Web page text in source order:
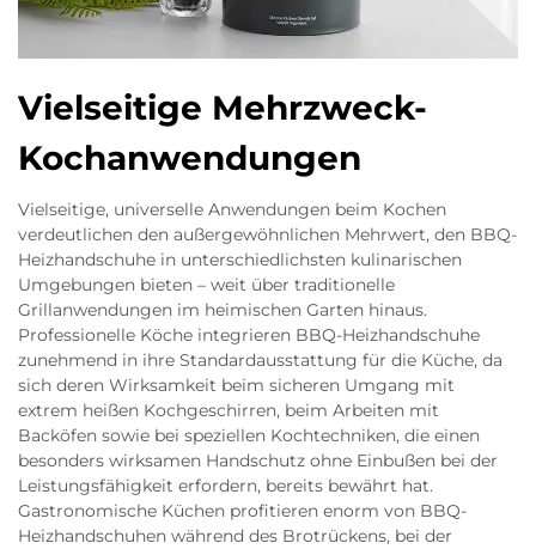
Vielseitige Mehrzweck-
Kochanwendungen
Vielseitige, universelle Anwendungen beim Kochen
verdeutlichen den außergewöhnlichen Mehrwert, den BBQ-
Heizhandschuhe in unterschiedlichsten kulinarischen
Umgebungen bieten – weit über traditionelle
Grillanwendungen im heimischen Garten hinaus.
Professionelle Köche integrieren BBQ-Heizhandschuhe
zunehmend in ihre Standardausstattung für die Küche, da
sich deren Wirksamkeit beim sicheren Umgang mit
extrem heißen Kochgeschirren, beim Arbeiten mit
Backöfen sowie bei speziellen Kochtechniken, die einen
besonders wirksamen Handschutz ohne Einbußen bei der
Leistungsfähigkeit erfordern, bereits bewährt hat.
Gastronomische Küchen profitieren enorm von BBQ-
Heizhandschuhen während des Brotrückens, bei der